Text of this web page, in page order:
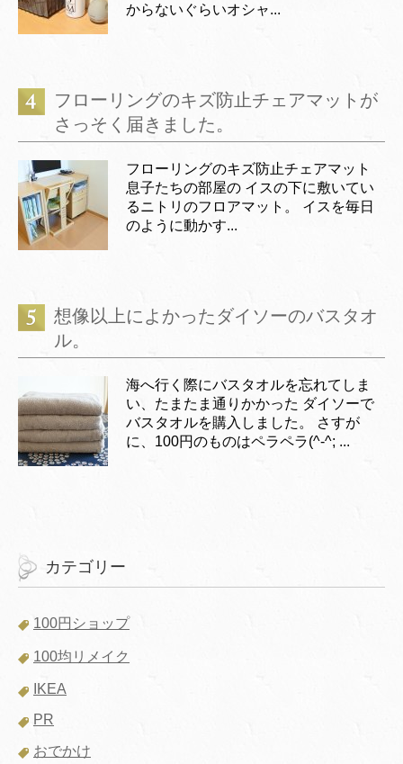
からないぐらいオシャ...
フローリングのキズ防止チェアマットが
さっそく届きました。
フローリングのキズ防止チェアマット
息子たちの部屋の イスの下に敷いてい
るニトリのフロアマット。 イスを毎日
のように動かす...
想像以上によかったダイソーのバスタオ
ル。
海へ行く際にバスタオルを忘れてしま
い、たまたま通りかかった ダイソーで
バスタオルを購入しました。 さすが
に、100円のものはペラペラ(^-^; ...
カテゴリー
100円ショップ
100均リメイク
IKEA
PR
おでかけ